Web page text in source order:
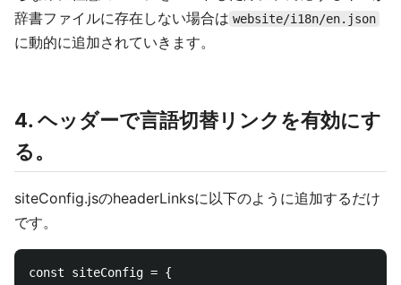
辞書ファイルに存在しない場合は website/i18n/en.json
に動的に追加されていきます。
4. ヘッダーで言語切替リンクを有効にす
る。
siteConfig.jsのheaderLinksに以下のように追加するだけ
です。
const siteConfig = {